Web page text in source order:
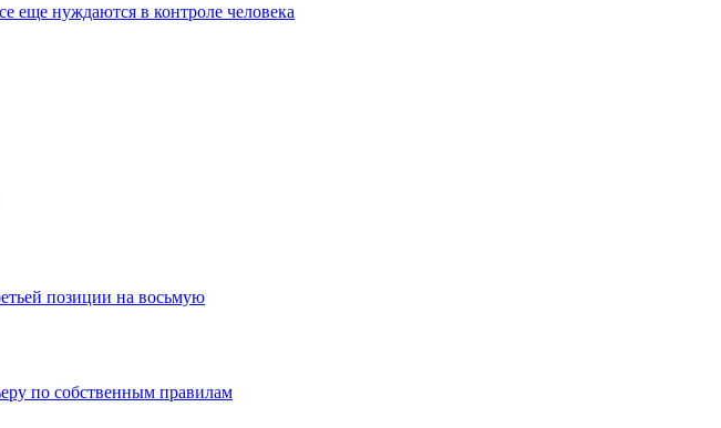
еще нуждаются в контроле человека
позиции на восьмую
по собственным правилам